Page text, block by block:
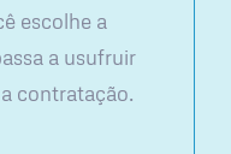
escolhe a
a usufruir
contratação.